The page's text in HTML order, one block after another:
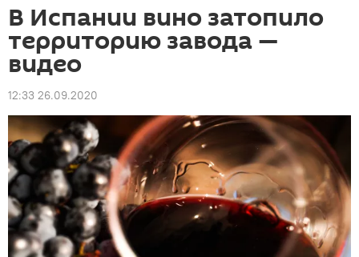
В Испании вино затопило
территорию завода —
видео
12:33 26.09.2020